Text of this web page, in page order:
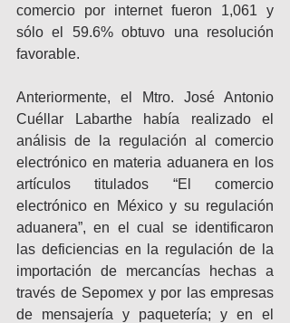
comercio por internet fueron 1,061 y
sólo el 59.6% obtuvo una resolución
favorable.
Anteriormente, el Mtro. José Antonio
Cuéllar Labarthe había realizado el
análisis de la regulación al comercio
electrónico en materia aduanera en los
artículos titulados “El comercio
electrónico en México y su regulación
aduanera”, en el cual se identificaron
las deficiencias en la regulación de la
importación de mercancías hechas a
través de Sepomex y por las empresas
de mensajería y paquetería; y en el